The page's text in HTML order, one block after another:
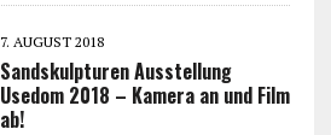
7. AUGUST 2018
Sandskulpturen Ausstellung
Usedom 2018 – Kamera an und Film
ab!